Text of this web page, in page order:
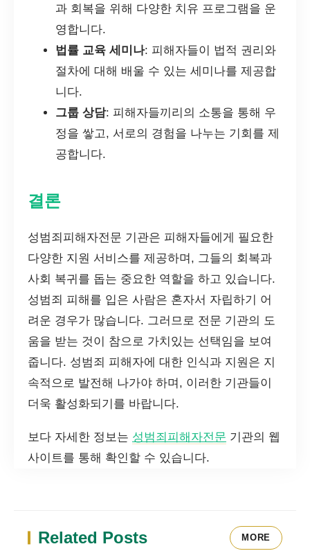
과 회복을 위해 다양한 치유 프로그램을 운
영합니다.
법률 교육 세미나: 피해자들이 법적 권리와
절차에 대해 배울 수 있는 세미나를 제공합
니다.
그룹 상담: 피해자들끼리의 소통을 통해 우
정을 쌓고, 서로의 경험을 나누는 기회를 제
공합니다.
결론
성범죄피해자전문 기관은 피해자들에게 필요한
다양한 지원 서비스를 제공하며, 그들의 회복과
사회 복귀를 돕는 중요한 역할을 하고 있습니다.
성범죄 피해를 입은 사람은 혼자서 자립하기 어
려운 경우가 많습니다. 그러므로 전문 기관의 도
움을 받는 것이 참으로 가치있는 선택임을 보여
줍니다. 성범죄 피해자에 대한 인식과 지원은 지
속적으로 발전해 나가야 하며, 이러한 기관들이
더욱 활성화되기를 바랍니다.
보다 자세한 정보는 성범죄피해자전문 기관의 웹
사이트를 통해 확인할 수 있습니다.
Related Posts MORE